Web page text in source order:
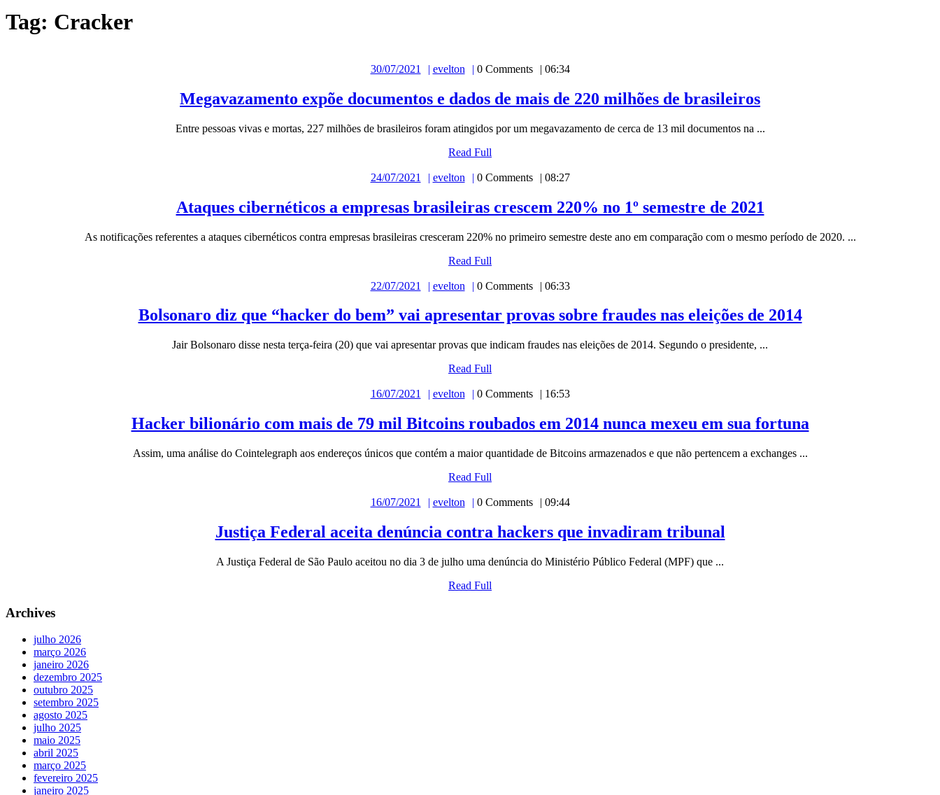
Tag: Cracker
30/07/2021 evelton 0 Comments 06:34
Megavazamento expõe documentos e dados de mais de 220 milhões de brasileiros
Entre pessoas vivas e mortas, 227 milhões de brasileiros foram atingidos por um megavazamento de cerca de 13 mil documentos na ...
Read Full
24/07/2021 evelton 0 Comments 08:27
Ataques cibernéticos a empresas brasileiras crescem 220% no 1º semestre de 2021
As notificações referentes a ataques cibernéticos contra empresas brasileiras cresceram 220% no primeiro semestre deste ano em comparação com o mesmo período de 2020. ...
Read Full
22/07/2021 evelton 0 Comments 06:33
Bolsonaro diz que “hacker do bem” vai apresentar provas sobre fraudes nas eleições de 2014
Jair Bolsonaro disse nesta terça-feira (20) que vai apresentar provas que indicam fraudes nas eleições de 2014. Segundo o presidente, ...
Read Full
16/07/2021 evelton 0 Comments 16:53
Hacker bilionário com mais de 79 mil Bitcoins roubados em 2014 nunca mexeu em sua fortuna
Assim, uma análise do Cointelegraph aos endereços únicos que contém a maior quantidade de Bitcoins armazenados e que não pertencem a exchanges ...
Read Full
16/07/2021 evelton 0 Comments 09:44
Justiça Federal aceita denúncia contra hackers que invadiram tribunal
A Justiça Federal de São Paulo aceitou no dia 3 de julho uma denúncia do Ministério Público Federal (MPF) que ...
Read Full
Archives
julho 2026
março 2026
janeiro 2026
dezembro 2025
outubro 2025
setembro 2025
agosto 2025
julho 2025
maio 2025
abril 2025
março 2025
fevereiro 2025
janeiro 2025